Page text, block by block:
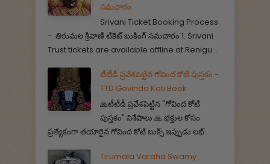
సమచారం
Srivani Ticket Booking Process
- తిరుమల శ్రీవాణి టికెట్ బుకింగ్ సమచారం 1. Srivani
Trust tickets are available offline at Renigu...
టీటీడీ ప్రవేశపెట్టిన గోవింద కోటి పుస్తకం -
TTD Govinda Koti Book
🙏టీటీడీ ప్రవేశపెట్టిన "గోవింద కోటి
పుస్తకం" విశేషాలు 🙏 భక్తుల కోసం
ప్రత్యేకంగా తయారైన గోవింద కోటి బుక్స్ ఇప్పుడు లభ్...
Tirumala Varaha Swamy